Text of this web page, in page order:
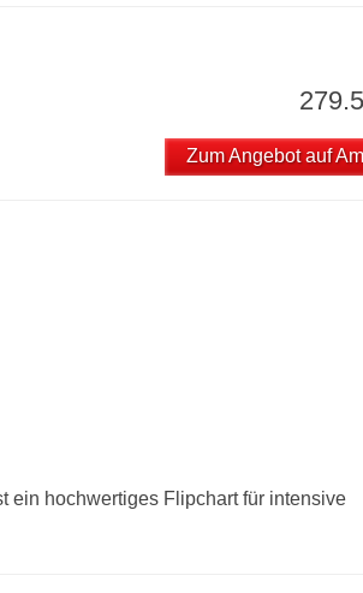
Zum Angebot auf
ein hochwertiges Flipchart für intensive